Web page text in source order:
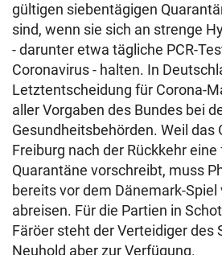
gültigen siebentägigen
sind, wenn sie sich an strenge
- darunter etwa tägliche PCR-
Coronavirus - halten. In
Letztentscheidung für Corona-
aller Vorgaben des Bundes bei
Gesundheitsbehörden. Weil das
Freiburg nach der Rückkehr
Quarantäne vorschreibt, muss
bereits vor dem Dänemark-Spiel
abreisen. Für die Partien in
Färöer steht der Verteidiger des
Neuhold aber zur Verfügung.